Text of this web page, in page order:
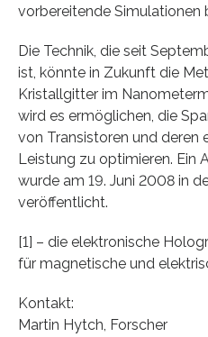
vorbereitende Simulationen
Die Technik, die seit
ist, könnte in Zukunft die
Kristallgitter im
wird es ermöglichen, die
von Transistoren und deren
Leistung zu optimieren. Ein
wurde am 19. Juni 2008 in
veröffentlicht.
[1] – die elektronische
für magnetische und
Kontakt:
Martin Hytch, Forscher